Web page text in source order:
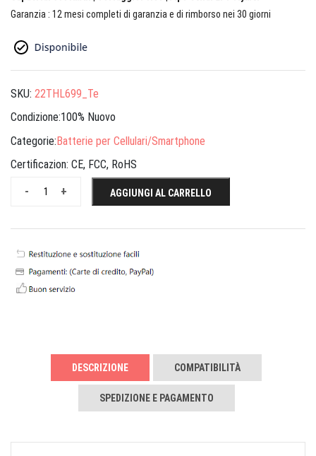
Garanzia : 12 mesi completi di garanzia e di rimborso nei 30 giorni
SKU: 22THL699_Te
Condizione:100% Nuovo
Categorie:Batterie per Cellulari/Smartphone
Certificazion: CE, FCC, RoHS
+
- AGGIUNGI AL CARRELLO
DESCRIZIONE COMPATIBILITÀ
SPEDIZIONE E PAGAMENTO